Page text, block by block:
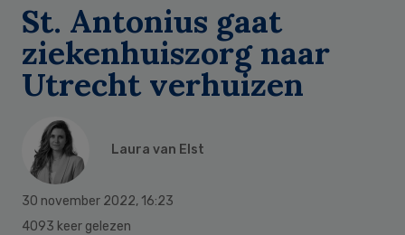
St. Antonius gaat
ziekenhuiszorg naar
Utrecht verhuizen
Laura van Elst
30 november 2022, 16:23
4093 keer gelezen